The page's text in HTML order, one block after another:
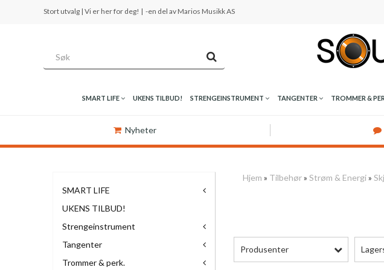
Stort utvalg | Vi er her for deg! | -en del av Marios Musikk AS
SMART LIFE UKENS TILBUD! STRENGEINSTRUMENT TANGENTER TROMMER &
Nyheter
SMART LIFE
UKENS TILBUD!
Strengeinstrument
Tangenter
Trommer & perk.
Hjem » Tilbehør» Strøm & Energi»
Produsenter